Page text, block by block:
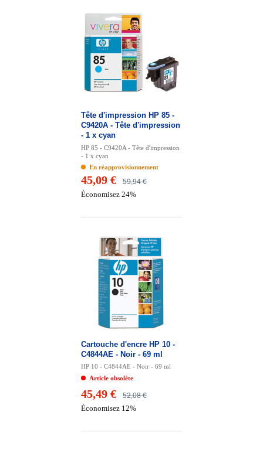
Tête d'impression HP 85 -
C9420A - Tête d'impression
- 1 x cyan
HP 85 - C9420A - Tête d'impression
- 1 x cyan
En réapprovisionnement
59,94 €
45,09 €
Économisez 24%
Cartouche d'encre HP 10 -
C4844AE - Noir - 69 ml
HP 10 - C4844AE - Noir - 69 ml
Article obsolète
52,08 €
45,49 €
Économisez 12%